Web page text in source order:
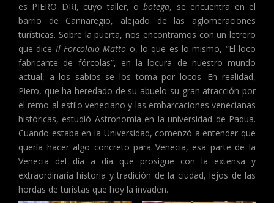
es PIERO DRI, cuyo taller, obotega, se encuentra en el
barrio de Cannaregio, alejado de las aglomeraciones
turísticas. Sobre la puerta, nos encontramos con un letrero
que dice Il Forcolaio Matto o, lo que es lo mismo, “El loco
fabricante de fórcolas”, en la locura de nuestro mundo
actual, a los sabios se los toma por locos. En realidad,
Piero, que ha heredado de su abuelo su gran atracción por
el remo al estilo veneciano y las embarcaciones venecianas
históricas, estudió Astronomía en la universidad de Padua.
Cuando estaba en la Universidad, comenzó a entender que
quería hacer algo concreto para Venecia, esa parte de la
Venecia del día a día que prosigue con la extensa y
extraordinaria historia y tradición de la ciudad, lejos de las
hordas de turistas que hoy la invaden.